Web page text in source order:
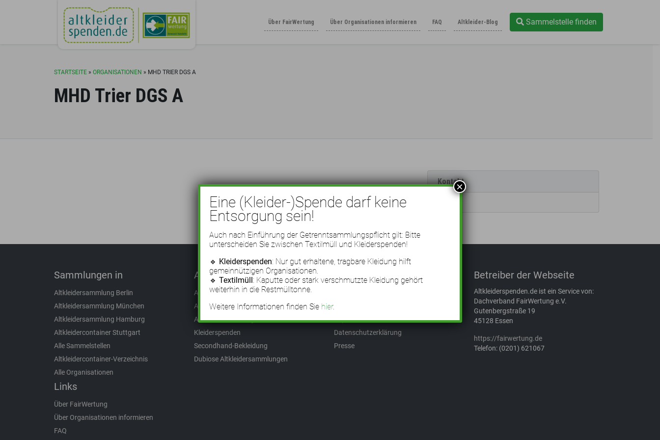
Über FairWertung Über Organisationen informieren FAQ Altkleider-Blog Sammelstelle finden
STARTSEITE» ORGANISATIONEN » MHD TRIER DGS A
MHD Trier DGS A
Kontakt
Sammlungen in
Altkleidersammlung Berlin
Altkleidersammlung München
Altkleidersammlung Hamburg
Altkleidercontainer Stuttgart
Alle Sammelstellen
Altkleidercontainer-Verzeichnis
Alle Organisationen
Links
Über FairWertung
Über Organisationen informieren
FAQ
Aus dem Blog
Altkleiderexporte
Altkleiderrecycling
Altkleidersammlungen
Kleiderspenden
Secondhand-Bekleidung
Dubiose Altkleidersammlungen
Informationen
Impressum
Datenschutzerklärung
Presse
Betreiber der Webseite
Altkleiderspenden.de ist ein Service von:
Dachverband FairWertung e.V.
Gutenbergstraße 19
45128 Essen
https://fairwertung.de
Telefon: (0201) 621067
Eine (Kleider-)Spende darf keine
Entsorgung sein!
Auch nach Einführung der Getrenntsammlungspflicht gilt: Bitte
unterscheiden Sie zwischen Textilmüll und Kleiderspenden!
🔹 Kleiderspenden: Nur gut erhaltene, tragbare Kleidung hilft
gemeinnützigen Organisationen.
🔹Textilmüll: Kaputte oder stark verschmutzte Kleidung gehört
weiterhin in die Restmülltonne.
Weitere Informationen finden Sie hier.
×